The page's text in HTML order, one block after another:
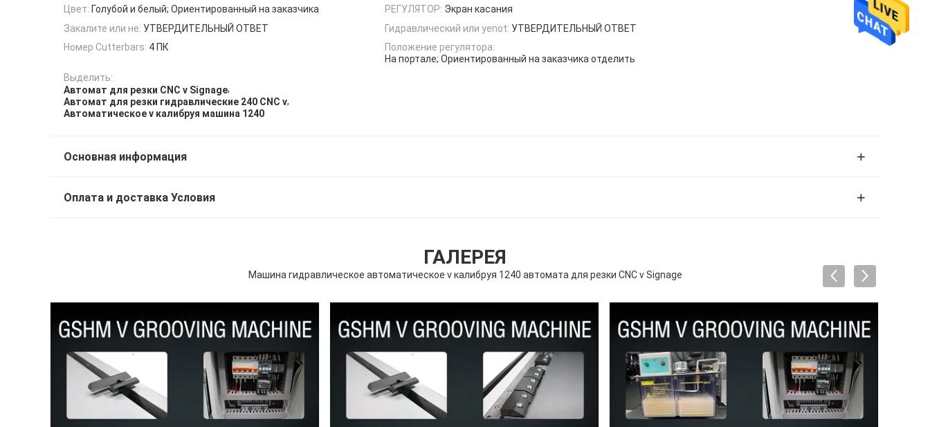
Цвет: Голубой и белый; Ориентированный на заказчика РЕГУЛЯТОР: Экран касания
Закалите или не: УТВЕРДИТЕЛЬНЫЙ ОТВЕТ Гидравлический или yenot: УТВЕРДИТЕЛЬНЫЙ ОТВЕТ
Номер Cutterbars: 4 ПК
Положение регулятора:
На портале; Ориентированный на заказчика отделить
Выделить:
Автомат для резки CNC v Signage,
Автомат для резки гидравлические 240 CNC v,
Автоматическое v калибруя машина 1240
Основная информация
Оплата и доставка Условия
ГАЛЕРЕЯ
Машина гидравлическое автоматическое v калибруя 1240 автомата для резки CNC v Signage